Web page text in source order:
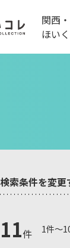
関西
ほい
検索条件を変更
11件 1件～